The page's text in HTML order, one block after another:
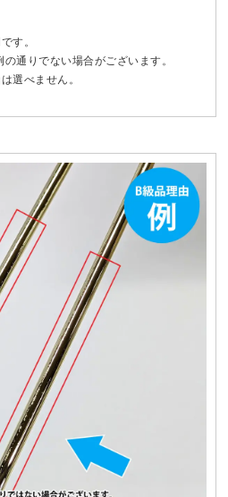
す。
通りでない場合がございます。
選べません。